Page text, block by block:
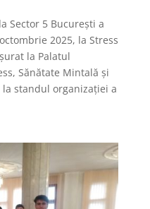
Sector 5 București a
2025, la Stress
la Palatul
Sănătate Mintală și
la standul organizației a